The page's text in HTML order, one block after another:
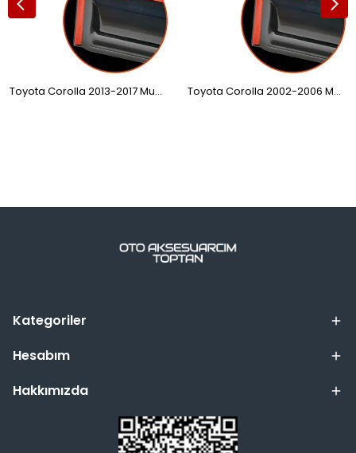
Toyota Corolla 2013-2017 Mugen Cam Rüzgarlığı 4'lü Toyota Corolla 2002-2006 Mugen Cam Rüzgarlığı 4'lü
Kategoriler
Hesabım
Hakkımızda